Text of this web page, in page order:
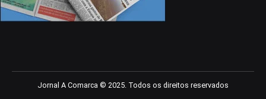
Jornal A Comarca © 2025. Todos os direitos reservados